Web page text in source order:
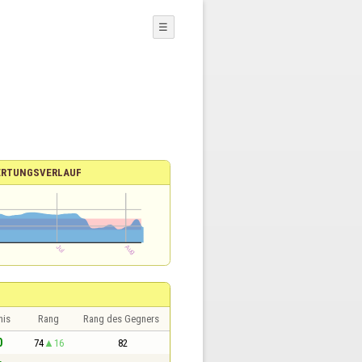
☰
Rang Rang des Gegners
74 16 82